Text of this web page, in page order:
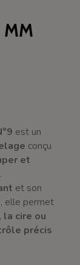
MM
est un
conçu
et
et son
, elle permet
cire ou
précis